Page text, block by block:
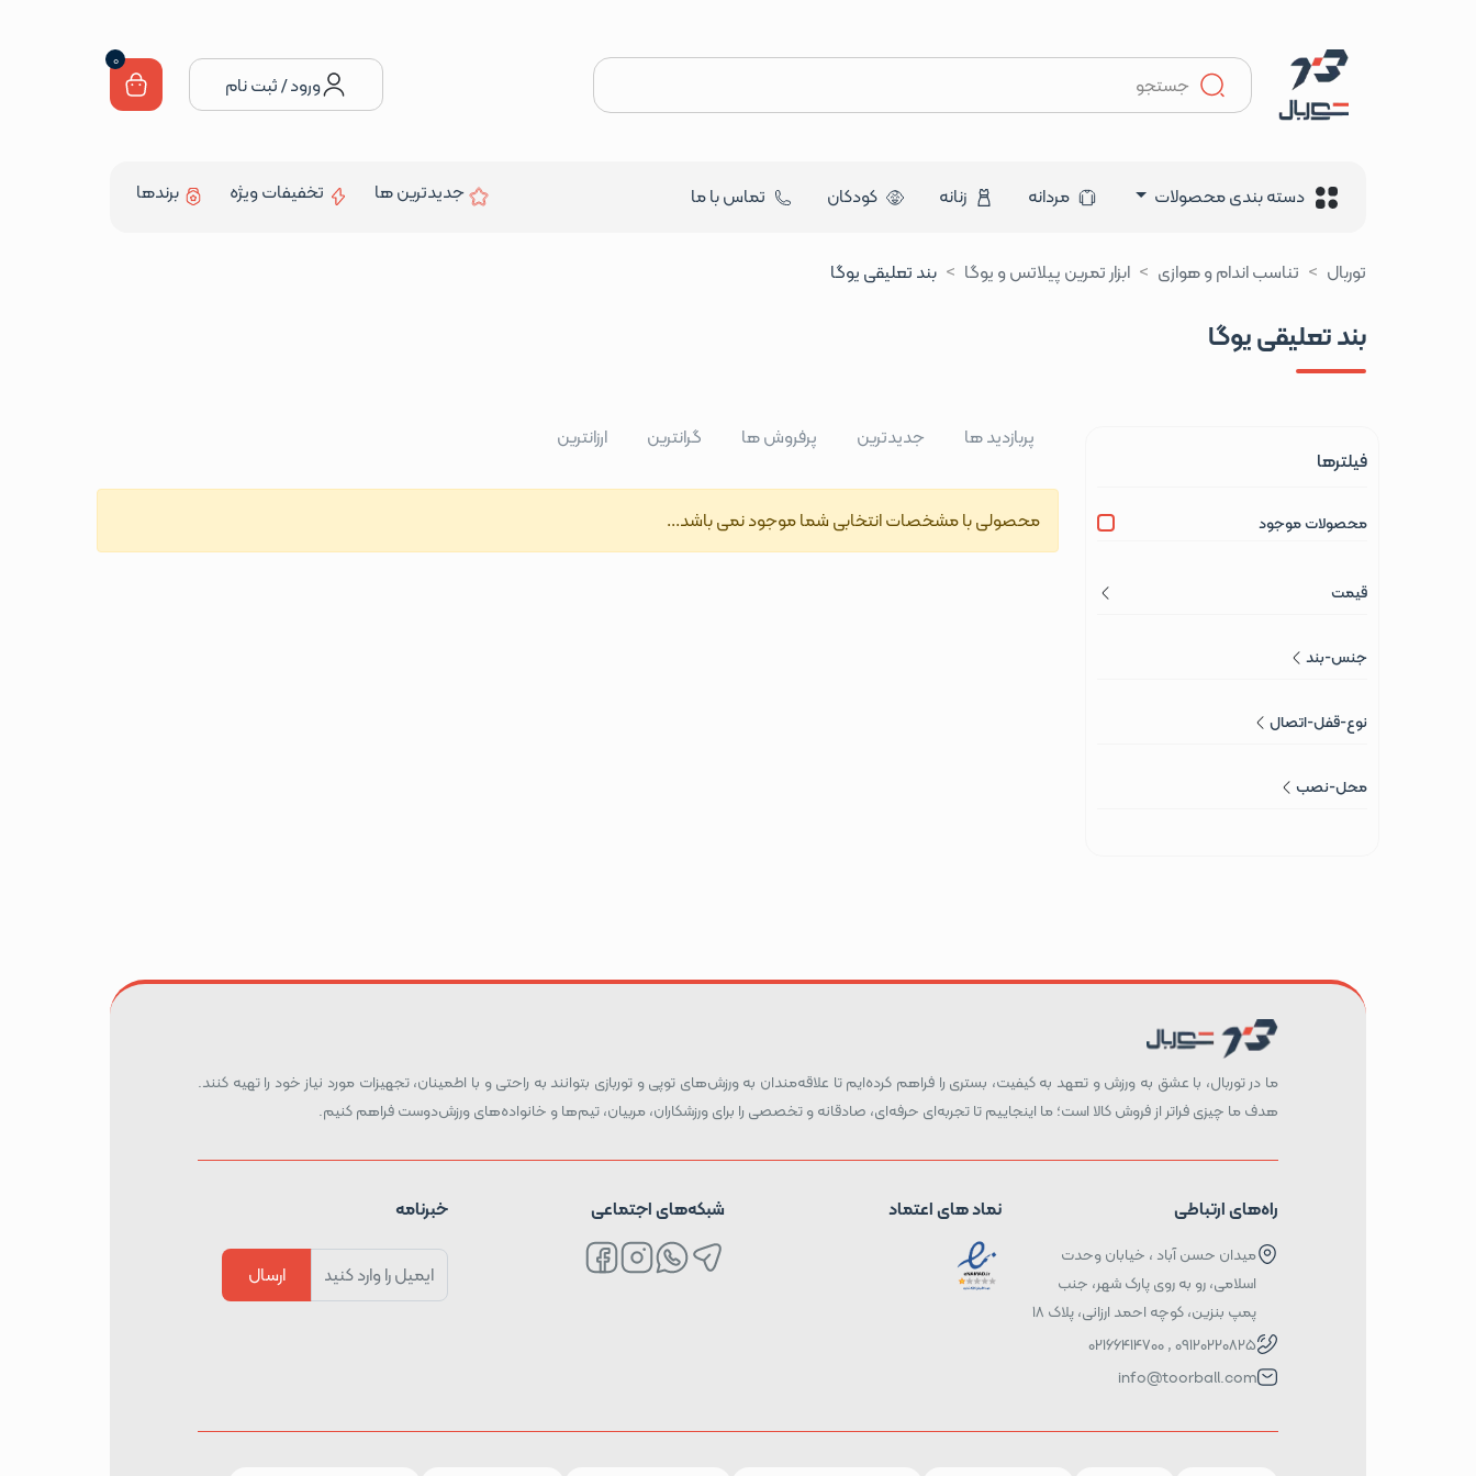
ورود / ثبت نام
0
دسته بندی محصولات مردانه زنانه کودکان تماس با ما جدیدترین ها تخفیفات ویژه برندها
توربال تناسب اندام و هوازی ابزار تمرین پیلاتس و یوگا بند تعلیقی یوگا
بند تعلیقی یوگا
فیلترها
محصولات موجود
قیمت
جنس-بند
نوع-قفل-اتصال
محل-نصب
پربازدید ها جدیدترین پرفروش ها گرانترین ارزانترین
محصولی با مشخصات انتخابی شما موجود نمی باشد...
ما در توربال، با عشق به ورزش و تعهد به کیفیت، بستری را فراهم کرده‌ایم تا علاقه‌مندان به ورزش‌های توپی و توربازی بتوانند به راحتی و با اطمینان، تجهیزات مورد نیاز خود را تهیه کنند.
هدف ما چیزی فراتر از فروش کالا است؛ ما اینجاییم تا تجربه‌ای حرفه‌ای، صادقانه و تخصصی را برای ورزشکاران، مربیان، تیم‌ها و خانواده‌های ورزش‌دوست فراهم کنیم.
راه‌های ارتباطی
میدان حسن آباد ، خیابان وحدت
اسلامی، رو به روی پارک شهر، جنب
پمپ بنزین، کوچه احمد ارزانی، پلاک ۱۸
09120220825 , 02166414700
info@toorball.com
نماد های اعتماد شبکه‌های اجتماعی خبرنامه
ارسال